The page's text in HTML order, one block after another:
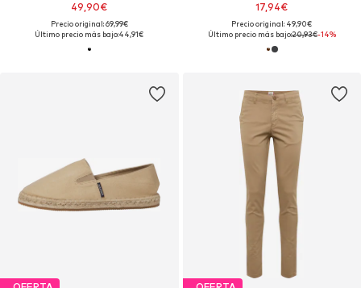
49,90€
Precio original: 69,99€
Último precio más bajo:44,91€
17,94€
Precio original: 49,90€
Último precio más bajo:20,93€-14%